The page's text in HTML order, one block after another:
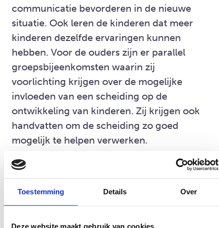
Toestemming Details Over
Deze website maakt gebruik van cookies
communicatie bevorderen in de nieuwe
situatie. Ook leren de kinderen dat meer
kinderen dezelfde ervaringen kunnen
hebben. Voor de ouders zijn er parallel
groepsbijeenkomsten waarin zij
voorlichting krijgen over de mogelijke
invloeden van een scheiding op de
ontwikkeling van kinderen. Zij krijgen ook
handvatten om de scheiding zo goed
mogelijk te helpen verwerken.
Doelgroep
Kinderen (8 - 12 jaar) en hun beide ouders